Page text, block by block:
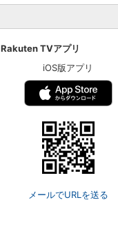
Rakuten TVアプリ
iOS版アプリ
メールでURLを送る